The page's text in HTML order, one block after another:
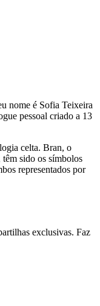
nome é Sofia Teixeira
pessoal criado a 13
celta. Bran, o
sido os símbolos
representados por
exclusivas. Faz